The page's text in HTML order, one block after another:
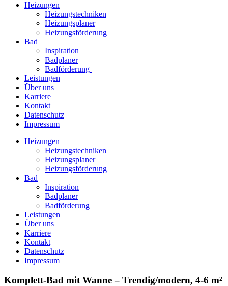
Heizungen
Heizungstechniken
Heizungsplaner
Heizungsförderung
Bad
Inspiration
Badplaner
Badförderung
Leistungen
Über uns
Karriere
Kontakt
Datenschutz
Impressum
Heizungen
Heizungstechniken
Heizungsplaner
Heizungsförderung
Bad
Inspiration
Badplaner
Badförderung
Leistungen
Über uns
Karriere
Kontakt
Datenschutz
Impressum
Komplett-Bad mit Wanne – Trendig/modern, 4-6 m²